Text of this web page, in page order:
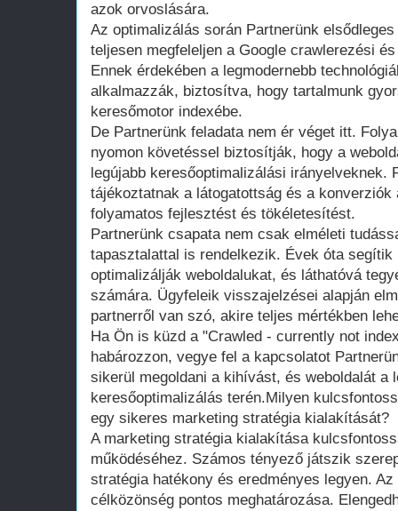
azok orvoslására.
Az optimalizálás során Partnerünk
teljesen megfeleljen a Google crawlerezési
Ennek érdekében a legmodernebb
alkalmazzák, biztosítva, hogy tartalmunk
keresőmotor indexébe.
De Partnerünk feladata nem ér véget itt.
nyomon követéssel biztosítják, hogy a
legújabb keresőoptimalizálási irányelveknek.
tájékoztatnak a látogatottság és a
folyamatos fejlesztést és tökéletesítést.
Partnerünk csapata nem csak elméleti
tapasztalattal is rendelkezik. Évek óta segítik
optimalizálják weboldalukat, és láthatóvá
számára. Ügyfeleik visszajelzései alapján
partnerről van szó, akire teljes mértékben
Ha Ön is küzd a "Crawled - currently not
habározzon, vegye fel a kapcsolatot
sikerül megoldani a kihívást, és weboldalát a
keresőoptimalizálás terén.Milyen
egy sikeres marketing stratégia kialakítását?
A marketing stratégia kialakítása
működéséhez. Számos tényező játszik
stratégia hatékony és eredményes legyen.
célközönség pontos meghatározása.